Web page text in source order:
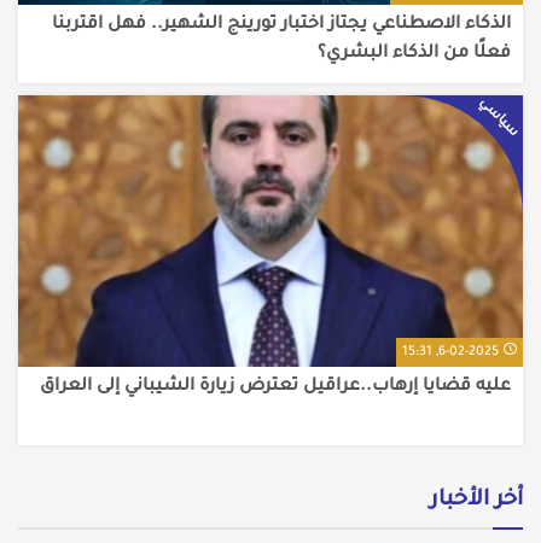
الذكاء الاصطناعي يجتاز اختبار تورينج الشهير.. فهل اقتربنا
فعلًا من الذكاء البشري؟
سياسي
6-02-2025, 15:31
عليه قضايا إرهاب..عراقيل تعترض زيارة الشيباني إلى العراق
أخر الأخبار